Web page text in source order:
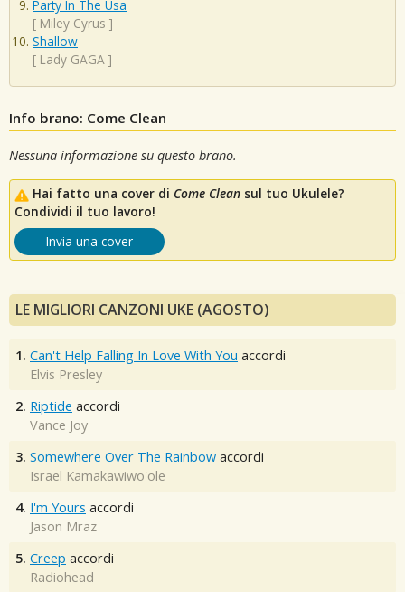
Party In The Usa
[ Miley Cyrus ]
Shallow
[ Lady GAGA ]
Info brano: Come Clean
Nessuna informazione su questo brano.
Hai fatto una cover di Come Clean sul tuo Ukulele?
Condividi il tuo lavoro!
Invia una cover
LE MIGLIORI CANZONI UKE (AGOSTO)
1. Can't Help Falling In Love With You accordi
Elvis Presley
2. Riptide accordi
Vance Joy
3. Somewhere Over The Rainbow accordi
Israel Kamakawiwo'ole
4. I'm Yours accordi
Jason Mraz
5. Creep accordi
Radiohead